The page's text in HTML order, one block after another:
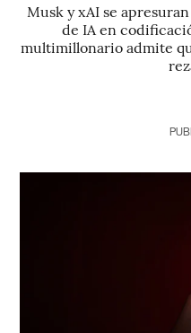
Musk y xAI se
de IA en
multimillonario admite